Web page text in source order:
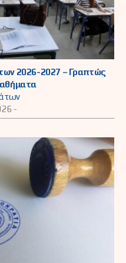
2026-2027 – Γραπτώς
-